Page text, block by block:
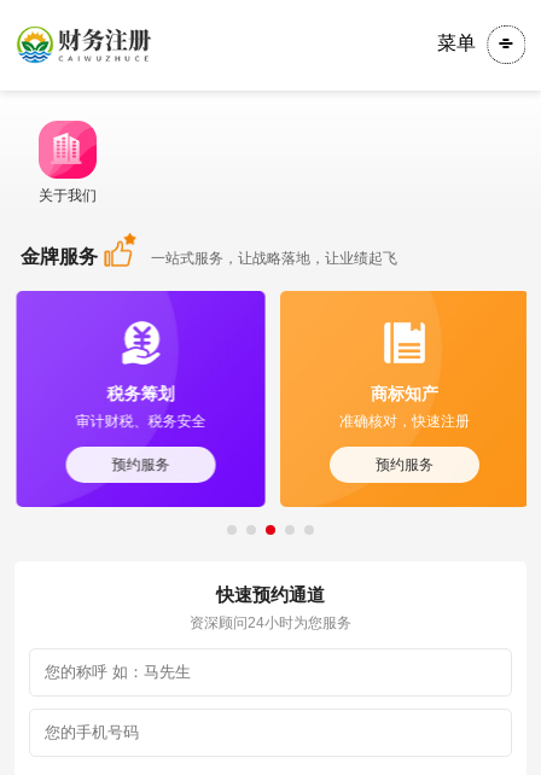
菜单
关于我们
金牌服务 一站式服务，让战略落地，让业绩起飞
税务筹划
审计财税、税务安全
预约服务
商标知产
准确核对，快速注册
预约服务
快速预约通道
资深顾问24小时为您服务